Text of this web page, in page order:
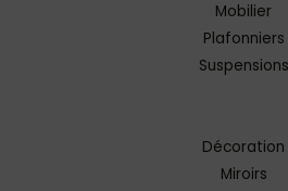
Mobilier
Plafonniers
Suspensions
Décoration
Miroirs